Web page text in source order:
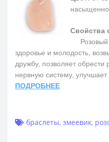
Свойства
Розовый
здоровье и молодость,
дружбу, позволяет обрести
нервную систему,
ПОДРОБНЕЕ
браслеты, змеевик,